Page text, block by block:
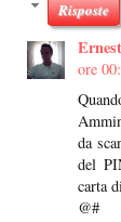
Risposte
ore
da
del
carta
@#